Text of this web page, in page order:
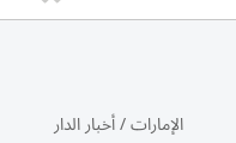
الإمارات/أخبار الدار